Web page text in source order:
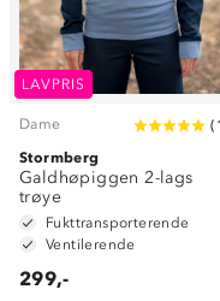
LAVPRIS
Dame (
Stormberg
Galdhøpiggen 2-lags
trøye
Fukttransporterende
Ventilerende
299,-